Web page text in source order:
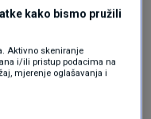
da seproblem
aDržavni
kako bismo pružili
Aktivno skeniranje
i/ili pristup podacima na
mjerenje oglašavanja i